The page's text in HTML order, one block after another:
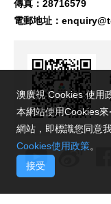
傳真：28716579
電郵地址：
澳廣視 Cookies 使用
本網站使用Cookies
網站，即標識您同意
Cookies使用政策。
接受